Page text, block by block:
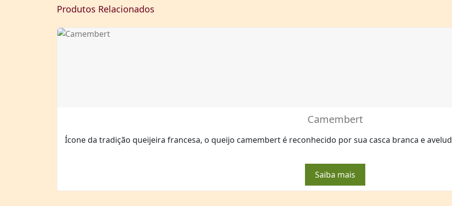
Produtos Relacionados
Camembert
Ícone da tradição queijeira francesa, o queijo camembert é reconhecido por sua casca branca e
Saiba mais